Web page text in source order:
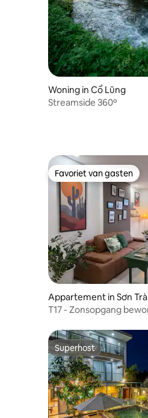
Woning in Cổ Lũng
Streamside 360º
Favoriet van gasten
Favoriet van gasten
Appartement in Sơn Trà
T17 - Zonsopgang
Superhost
Superhost